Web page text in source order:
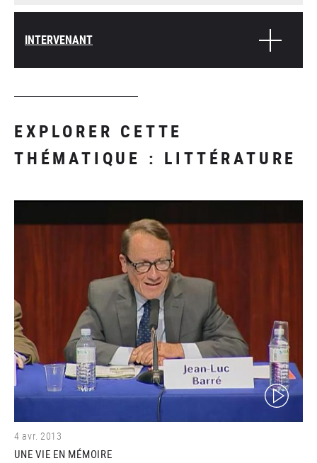
INTERVENANT
EXPLORER CETTE
THÉMATIQUE : LITTÉRATURE
(video)
4 avr. 2013
UNE VIE EN MÉMOIRE